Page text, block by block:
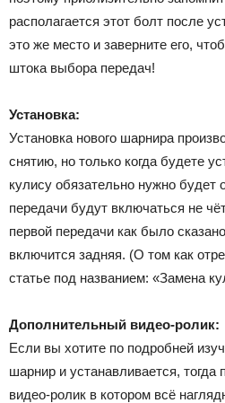
располагается этот болт после
это же место и заверните его,
штока выбора передач!
Установка:
Установка нового шарнира
снятию, но только когда будете
кулису обязательно нужно будет
передачи будут включаться не
первой передачи как было
включится задняя. (О том как
статье под названием: «Замена
Дополнительный видео-ролик:
Если вы хотите по подробней
шарнир и устанавливается, тогда
видео-ролик в котором всё